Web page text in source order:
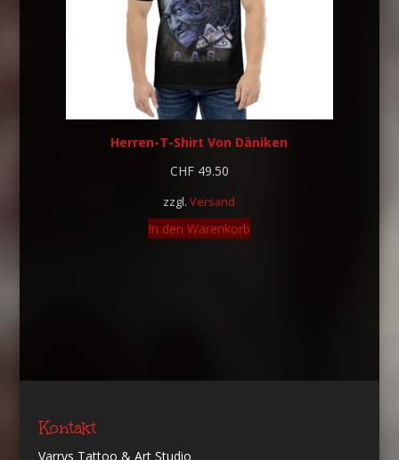
Herren-T-Shirt Von Däniken
CHF49.50
zzgl.Versand
In den Warenkorb
Kontakt
Varrys Tattoo & Art Studio